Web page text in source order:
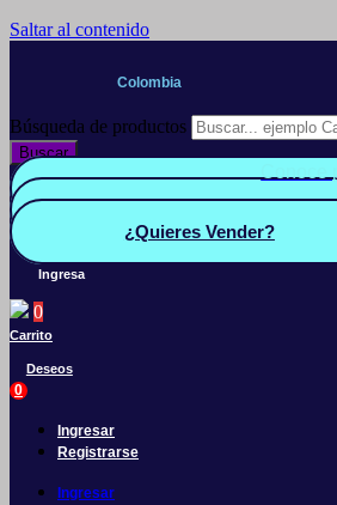
Saltar al contenido
Colombia
Búsqueda de productos
Buscar
¿Quieres Vender?
Ingresa
0
Carrito
Deseos
0
Ingresar
Registrarse
Ingresar